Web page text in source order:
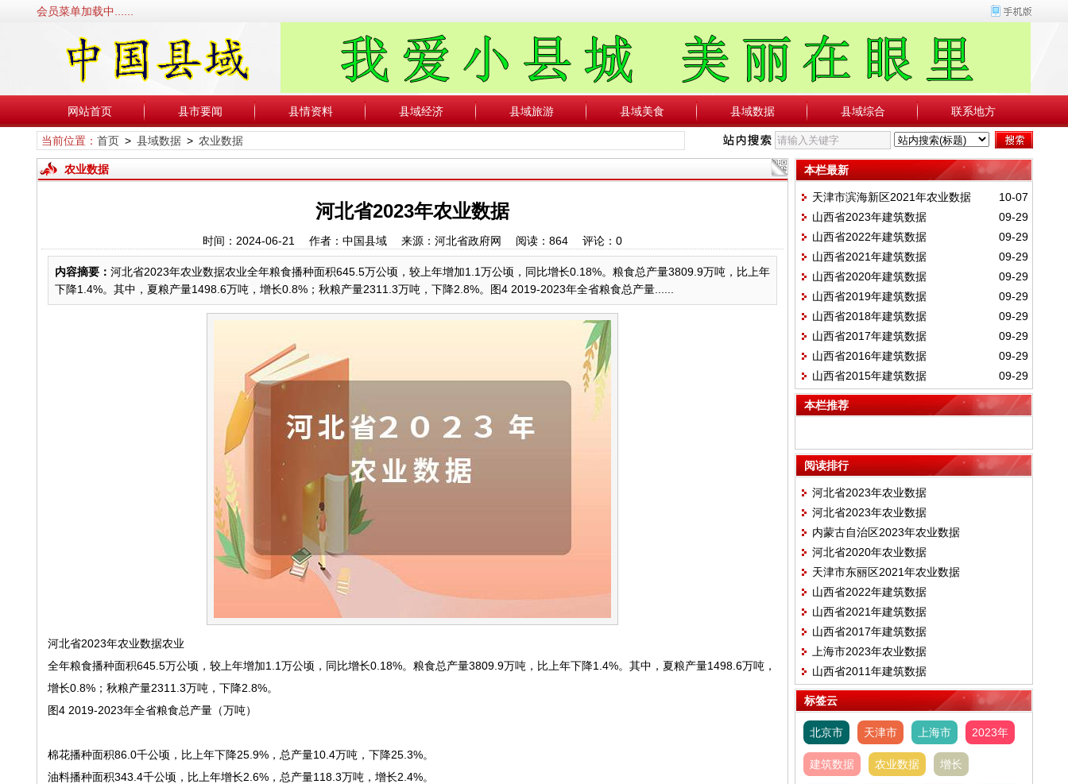
会员菜单加载中......
网站首页 县市要闻 县情资料 县域经济 县域旅游 县域美食 县域数据 县域综合 联系地方
当前位置： 首页> 县域数据> 农业数据
农业数据
河北省2023年农业数据
时间：2024-06-21 作者：中国县域 来源：河北省政府网 阅读： 864评论： 0
内容摘要： 河北省2023年农业数据农业全年粮食播种面积645.5万公顷，较上年增加1.1万公顷，同比增长0.18%。粮食总产量3809.9万吨，比上年
下降1.4%。其中，夏粮产量1498.6万吨，增长0.8%；秋粮产量2311.3万吨，下降2.8%。图4 2019-2023年全省粮食总产量......
河北省2023年农业数据农业
全年粮食播种面积645.5万公顷，较上年增加1.1万公顷，同比增长0.18%。粮食总产量3809.9万吨，比上年下降1.4%。其中，夏粮产量1498.6万吨，
增长0.8%；秋粮产量2311.3万吨，下降2.8%。
图4 2019-2023年全省粮食总产量（万吨）
棉花播种面积86.0千公顷，比上年下降25.9%，总产量10.4万吨，下降25.3%。
油料播种面积343.4千公顷，比上年增长2.6%，总产量118.3万吨，增长2.4%。
本栏最新
10-07
天津市滨海新区2021年农业数据
09-29
山西省2023年建筑数据
09-29
山西省2022年建筑数据
09-29
山西省2021年建筑数据
09-29
山西省2020年建筑数据
09-29
山西省2019年建筑数据
09-29
山西省2018年建筑数据
09-29
山西省2017年建筑数据
09-29
山西省2016年建筑数据
09-29
山西省2015年建筑数据
本栏推荐
阅读排行
河北省2023年农业数据
河北省2023年农业数据
内蒙古自治区2023年农业数据
河北省2020年农业数据
天津市东丽区2021年农业数据
山西省2022年建筑数据
山西省2021年建筑数据
山西省2017年建筑数据
上海市2023年农业数据
山西省2011年建筑数据
标签云
北京市 天津市 上海市 2023年
建筑数据 农业数据 增长